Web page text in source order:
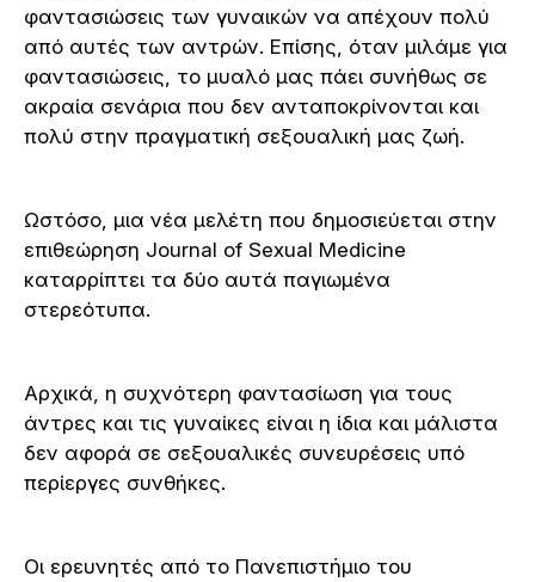
φαντασιώσεις των γυναικών να απέχουν πολύ
από αυτές των αντρών. Επίσης, όταν μιλάμε για
φαντασιώσεις, το μυαλό μας πάει συνήθως σε
ακραία σενάρια που δεν ανταποκρίνονται και
πολύ στην πραγματική σεξουαλική μας ζωή.
Ωστόσο, μια νέα μελέτη που δημοσιεύεται στην
επιθεώρηση Journal of Sexual Medicine
καταρρίπτει τα δύο αυτά παγιωμένα
στερεότυπα.
Αρχικά, η συχνότερη φαντασίωση για τους
άντρες και τις γυναίκες είναι η ίδια και μάλιστα
δεν αφορά σε σεξουαλικές συνευρέσεις υπό
περίεργες συνθήκες.
Οι ερευνητές από το Πανεπιστήμιο του